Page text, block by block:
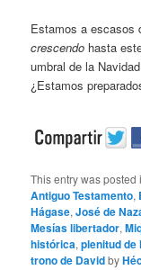
Estamos a escasos
crescendo hasta
umbral de la
¿Estamos
This entry was posted
Antiguo Testamento,
Hágase,José de
Mesías libertador,
histórica,plenitud de
trono de Davidby